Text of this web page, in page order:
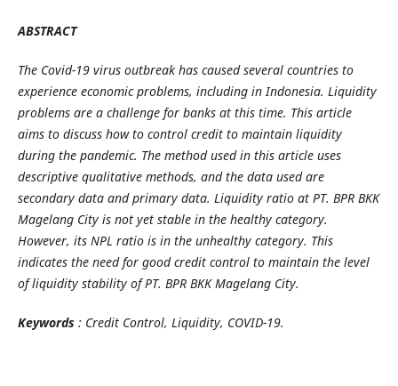
ABSTRACT
The Covid-19 virus outbreak has caused several countries to
experience economic problems, including in Indonesia. Liquidity
problems are a challenge for banks at this time. This article
aims to discuss how to control credit to maintain liquidity
during the pandemic. The method used in this article uses
descriptive qualitative methods, and the data used are
secondary data and primary data. Liquidity ratio at PT. BPR BKK
Magelang City is not yet stable in the healthy category.
However, its NPL ratio is in the unhealthy category. This
indicates the need for good credit control to maintain the level
of liquidity stability of PT. BPR BKK Magelang City.
Keywords : Credit Control, Liquidity, COVID-19.